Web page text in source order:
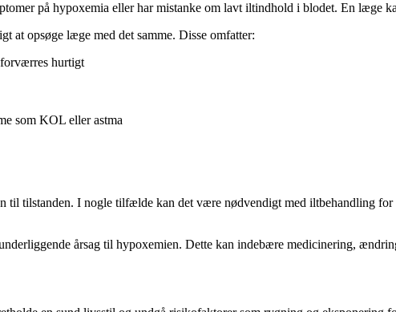
på hypoxemia eller har mistanke om lavt iltindhold i blodet. En læge
at opsøge læge med det samme. Disse omfatter:
hurtigt
som KOL eller astma
til tilstanden. I nogle tilfælde kan det være nødvendigt med iltbehandling
årsag til hypoxemien. Dette kan indebære medicinering,